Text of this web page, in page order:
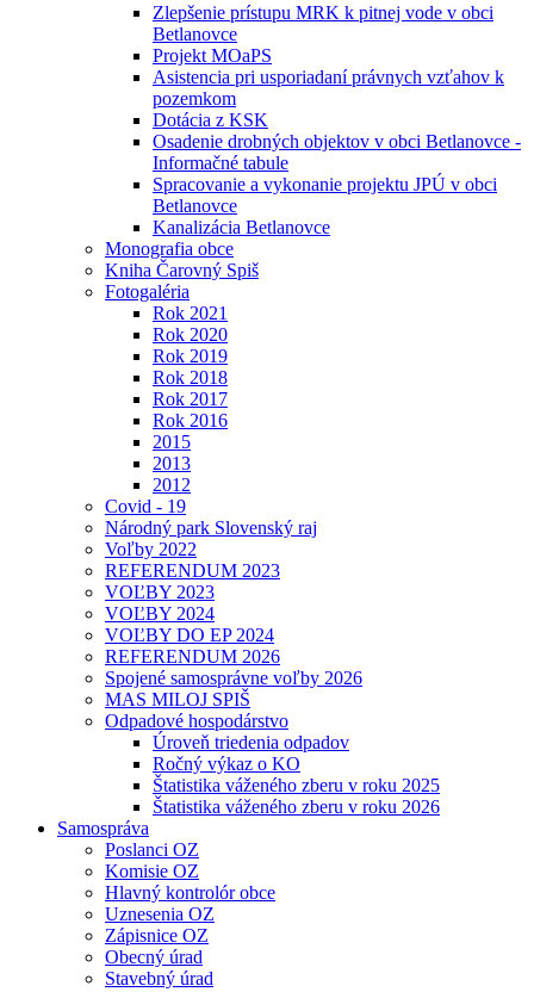
Zlepšenie prístupu MRK k pitnej vode v obci
Betlanovce
Projekt MOaPS
Asistencia pri usporiadaní právnych vzťahov k
pozemkom
Dotácia z KSK
Osadenie drobných objektov v obci Betlanovce -
Informačné tabule
Spracovanie a vykonanie projektu JPÚ v obci
Betlanovce
Kanalizácia Betlanovce
Monografia obce
Kniha Čarovný Spiš
Fotogaléria
Rok 2021
Rok 2020
Rok 2019
Rok 2018
Rok 2017
Rok 2016
2015
2013
2012
Covid - 19
Národný park Slovenský raj
Voľby 2022
REFERENDUM 2023
VOĽBY 2023
VOĽBY 2024
VOĽBY DO EP 2024
REFERENDUM 2026
Spojené samosprávne voľby 2026
MAS MILOJ SPIŠ
Odpadové hospodárstvo
Úroveň triedenia odpadov
Ročný výkaz o KO
Štatistika váženého zberu v roku 2025
Štatistika váženého zberu v roku 2026
Samospráva
Poslanci OZ
Komisie OZ
Hlavný kontrolór obce
Uznesenia OZ
Zápisnice OZ
Obecný úrad
Stavebný úrad